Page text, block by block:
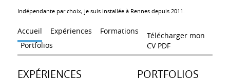
Indépendante par choix, je suis installée à Rennes depuis 2011.
Accueil Expériences
Formations
Portfolios
Télécharger mon
CV PDF
EXPÉRIENCES PORTFOLIOS